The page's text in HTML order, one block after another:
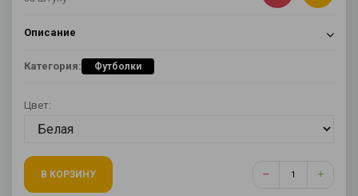
Описание
Категория: Футболки
Цвет:
В КОРЗИНУ